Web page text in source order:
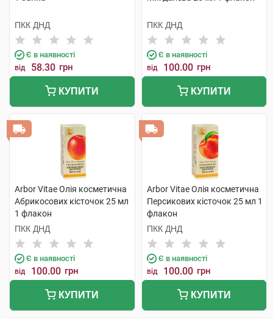
ПКК ДНД
Є в наявності
від 58.30 грн
КУПИТИ
ПКК ДНД
Є в наявності
від 100.00 грн
КУПИТИ
Arbor Vitae Олія косметична
Абрикосових кісточок 25 мл
1 флакон
ПКК ДНД
Є в наявності
від 100.00 грн
КУПИТИ
Arbor Vitae Олія косметична
Персикових кісточок 25 мл 1
флакон
ПКК ДНД
Є в наявності
від 100.00 грн
КУПИТИ